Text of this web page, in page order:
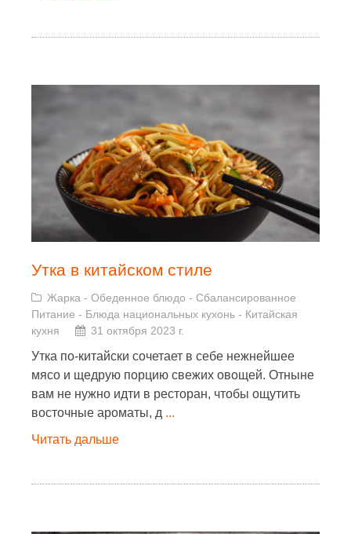
Утка в китайском стиле
Жарка - Обеденное блюдо - Сбалансированное
Питание - Блюда национальных кухонь - Китайская
кухня
31 октября 2023 г.
Утка по-китайски сочетает в себе нежнейшее
мясо и щедрую порцию свежих овощей. Отныне
вам не нужно идти в ресторан, чтобы ощутить
восточные ароматы, д ...
Читать дальше